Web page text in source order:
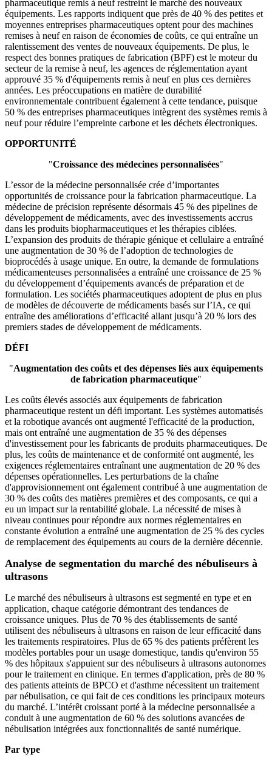
pharmaceutique remis à neuf restreint le marché des nouveaux
équipements. Les rapports indiquent que près de 40 % des petites et
moyennes entreprises pharmaceutiques optent pour des machines
remises à neuf en raison de économies de coûts, ce qui entraîne un
ralentissement des ventes de nouveaux équipements. De plus, le
respect des bonnes pratiques de fabrication (BPF) est le moteur du
secteur de la remise à neuf, les agences de réglementation ayant
approuvé 35 % d'équipements remis à neuf en plus ces dernières
années. Les préoccupations en matière de durabilité
environnementale contribuent également à cette tendance, puisque
50 % des entreprises pharmaceutiques intègrent des systèmes remis à
neuf pour réduire l’empreinte carbone et les déchets électroniques.
OPPORTUNITÉ
"Croissance des médecines personnalisées"
L’essor de la médecine personnalisée crée d’importantes
opportunités de croissance pour la fabrication pharmaceutique. La
médecine de précision représente désormais 45 % des pipelines de
développement de médicaments, avec des investissements accrus
dans les produits biopharmaceutiques et les thérapies ciblées.
L’expansion des produits de thérapie génique et cellulaire a entraîné
une augmentation de 30 % de l’adoption de technologies de
bioprocédés à usage unique. En outre, la demande de formulations
médicamenteuses personnalisées a entraîné une croissance de 25 %
du développement d’équipements avancés de préparation et de
formulation. Les sociétés pharmaceutiques adoptent de plus en plus
de modèles de découverte de médicaments basés sur l’IA, ce qui
entraîne des améliorations d’efficacité allant jusqu’à 20 % lors des
premiers stades de développement de médicaments.
DÉFI
"Augmentation des coûts et des dépenses liés aux équipements
de fabrication pharmaceutique"
Les coûts élevés associés aux équipements de fabrication
pharmaceutique restent un défi important. Les systèmes automatisés
et la robotique avancés ont augmenté l'efficacité de la production,
mais ont entraîné une augmentation de 35 % des dépenses
d'investissement pour les fabricants de produits pharmaceutiques. De
plus, les coûts de maintenance et de conformité ont augmenté, les
exigences réglementaires entraînant une augmentation de 20 % des
dépenses opérationnelles. Les perturbations de la chaîne
d'approvisionnement ont également contribué à une augmentation de
30 % des coûts des matières premières et des composants, ce qui a
eu un impact sur la rentabilité globale. La nécessité de mises à
niveau continues pour répondre aux normes réglementaires en
constante évolution a entraîné une augmentation de 25 % des cycles
de remplacement des équipements au cours de la dernière décennie.
Analyse de segmentation du marché des nébuliseurs à
ultrasons
Le marché des nébuliseurs à ultrasons est segmenté en type et en
application, chaque catégorie démontrant des tendances de
croissance uniques. Plus de 70 % des établissements de santé
utilisent des nébuliseurs à ultrasons en raison de leur efficacité dans
les traitements respiratoires. Plus de 65 % des patients préfèrent les
modèles portables pour un usage domestique, tandis qu'environ 55
% des hôpitaux s'appuient sur des nébuliseurs à ultrasons autonomes
pour le traitement en clinique. En termes d'application, près de 80 %
des patients atteints de BPCO et d'asthme nécessitent un traitement
par nébulisation, ce qui fait de ces conditions les principaux moteurs
du marché. L’intérêt croissant porté à la médecine personnalisée a
conduit à une augmentation de 60 % des solutions avancées de
nébulisation intégrées aux fonctionnalités de santé numérique.
Par type